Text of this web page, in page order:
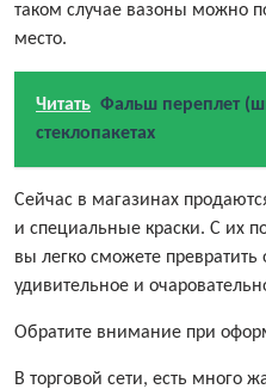
таком случае вазоны можно
место.
Читать Фальш переплет
стеклопакетах
Сейчас в магазинах
и специальные краски. С их
вы легко сможете превратить
удивительное и
Обратите внимание при
В торговой сети, есть много